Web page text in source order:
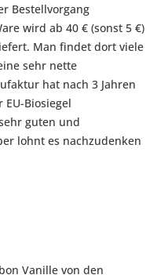
Bestellvorgang
wird ab 40 € (sonst 5 €)
Man findet dort viele
sehr nette
hat nach 3 Jahren
Biosiegel
guten und
lohnt es nachzudenken
Vanille von den